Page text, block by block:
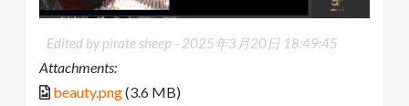
Edited by pirate sheep - 2025年3月20日 18:49:45
Attachments:
beauty.png(3.6 MB)